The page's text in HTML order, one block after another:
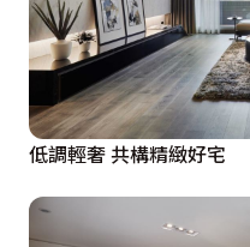
低調輕奢 共構精緻好宅